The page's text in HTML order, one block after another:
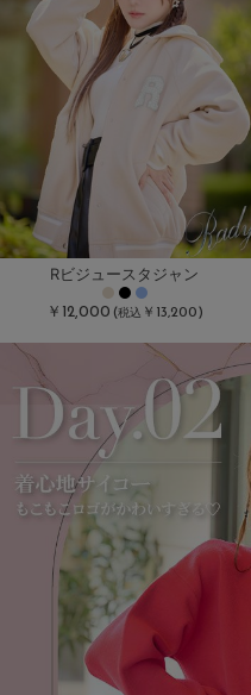
Rビジュースタジャン
￥12,000 (税込 ￥13,200)